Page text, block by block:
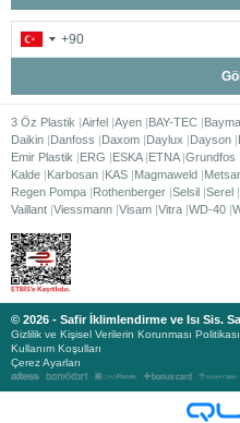
3 Öz Plastik Airfel Ayen BAY-TEC
Daikin Danfoss Daxom Daylux Dayson
Emir Plastik
ERG ESKA ETNA Grundfos
Kalde Karbosan KAS Magmaweld
Regen Pompa Rothenberger Selsil Serel
Vaillant Viessmann Visam Vitra WD-40
© 2026 - Safir İklimlendirme ve Isı Sis.
Gizlilik ve Kişisel Verilerin Korunması Politikası
Kullanım Koşulları
Çerez Ayarları